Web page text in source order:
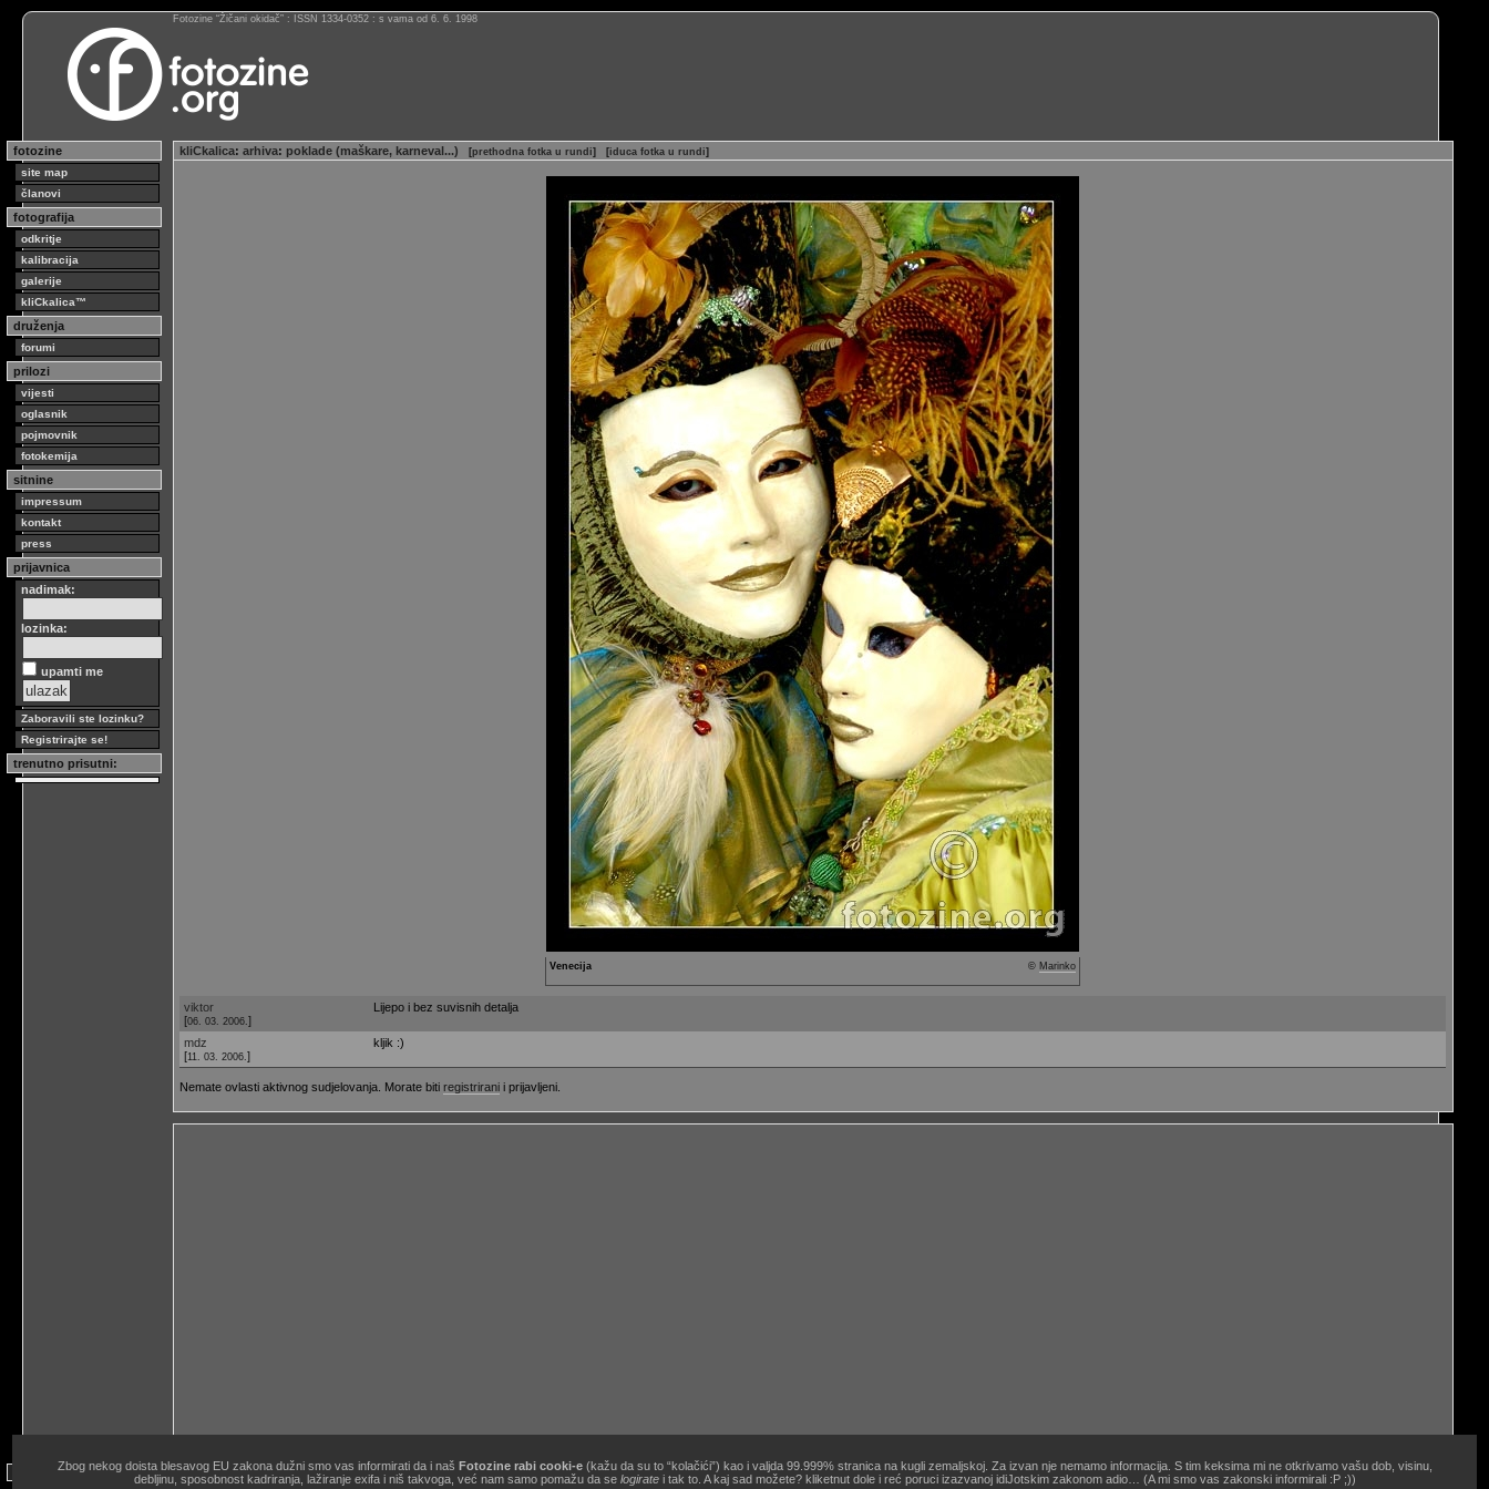
Fotozine “Žičani okidač” : ISSN 1334-0352 : s vama od 6. 6. 1998
fotozine
site map
članovi
fotografija
odkritje
kalibracija
galerije
kliCkalica™
druženja
forumi
prilozi
vijesti
oglasnik
pojmovnik
fotokemija
sitnine
impressum
kontakt
press
prijavnica
nadimak:
lozinka:
upamti me
Zaboravili ste lozinku?
Registrirajte se!
trenutno prisutni:
kliCkalica: arhiva: poklade (maškare, karneval...) [prethodna fotka u rundi] [iduca fotka u rundi]
© Marinko
Venecija
viktor
[06. 03. 2006. ]
Lijepo i bez suvisnih detalja
mdz
[11. 03. 2006. ]
kljik :)
Nemate ovlasti aktivnog sudjelovanja. Morate biti registrirani i prijavljeni.
site copyright © 1998.-2026. Janko Belaj / Fotozine "Žičani okidač" [site powered byZine V3 alpha 9.1 ] .:korisnički ugovor / terms of use:. …&obavezno štivo!
Zbog nekog doista blesavog EU zakona dužni smo vas informirati da i naš Fotozine rabi cooki-e(kažu da su to “kolačići”) kao i valjda 99.999% stranica na kugli zemaljskoj. Za izvan nje nemamo informacija. S tim keksima mi ne otkrivamo vašu dob, visinu,
debljinu, sposobnost kadriranja, lažiranje exifa i niš takvoga, već nam samo pomažu da se logiratei tak to. A kaj sad možete? kliketnut dole i reć poruci izazvanoj idiJotskim zakonom adio… (A mi smo vas zakonski informirali :P ;))